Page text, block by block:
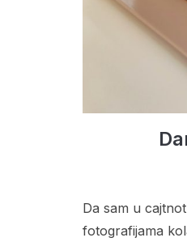
Da sam u
fotografijama